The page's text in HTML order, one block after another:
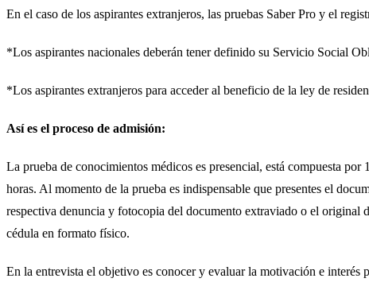
En el caso de los aspirantes extranjeros, las pruebas Saber Pro y el
*Los aspirantes nacionales deberán tener definido su Servicio Social
*Los aspirantes extranjeros para acceder al beneficio de la ley de
Así es el proceso de admisión:
La prueba de conocimientos médicos es presencial, está compuesta
horas. Al momento de la prueba es indispensable que presentes el
respectiva denuncia y fotocopia del documento extraviado o el
cédula en formato físico.
En la entrevista el objetivo es conocer y evaluar la motivación e interés